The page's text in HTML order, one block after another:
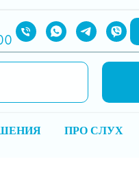
ПРО СЛУХ